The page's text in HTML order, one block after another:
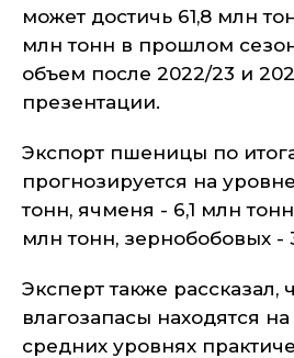
может достичь 61,8 млн
млн тонн в прошлом
объем после 2022/23 и
презентации.
Экспорт пшеницы по
прогнозируется на
тонн, ячменя - 6,1 млн
млн тонн, зернобобовых -
Эксперт также рассказал,
влагозапасы находятся
средних уровнях